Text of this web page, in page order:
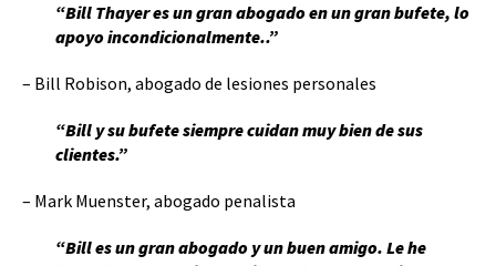
“Bill Thayer es un gran abogado en un gran bufete, lo
apoyo incondicionalmente..”
– Bill Robison, abogado de lesiones personales
“Bill y su bufete siempre cuidan muy bien de sus
clientes.”
– Mark Muenster, abogado penalista
“Bill es un gran abogado y un buen amigo. Le he